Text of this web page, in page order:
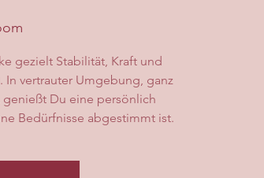
gezielt Stabilität, Kraft und
In vertrauter Umgebung, ganz
genießt Du eine persönlich
Bedürfnisse abgestimmt ist.